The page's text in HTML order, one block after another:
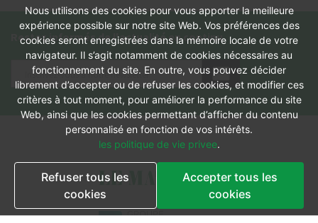
Restez informés de l'actualité en continu
Nous utilisons des cookies pour vous apporter la meilleure
expérience possible sur notre site Web. Vos préférences des
cookies seront enregistrées dans la mémoire locale de votre
navigateur. Il s’agit notamment de cookies nécessaires au
fonctionnement du site. En outre, vous pouvez décider
librement d’accepter ou de refuser les cookies, et modifier ces
critères à tout moment, pour améliorer la performance du site
Web, ainsi que les cookies permettant d’afficher du contenu
personnalisé en fonction de vos intérêts.
les politique de vie privee.
Refuser tous les
cookies
Accepter tous les
cookies